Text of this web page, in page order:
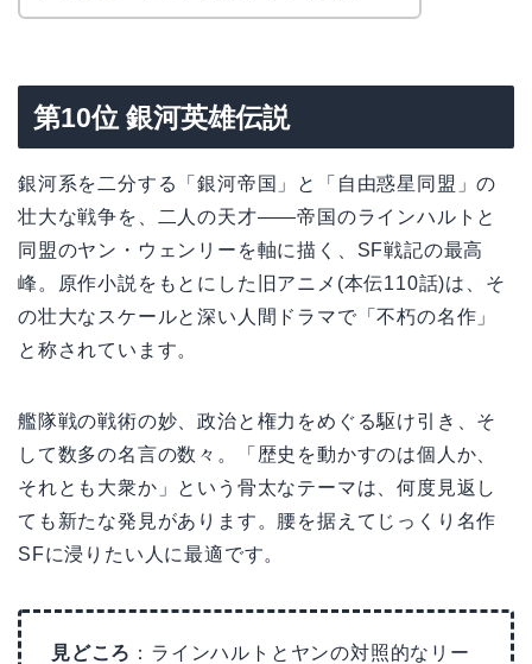
第10位 銀河英雄伝説
銀河系を二分する「銀河帝国」と「自由惑星同盟」の
壮大な戦争を、二人の天才——帝国のラインハルトと
同盟のヤン・ウェンリーを軸に描く、SF戦記の最高
峰。原作小説をもとにした旧アニメ(本伝110話)は、そ
の壮大なスケールと深い人間ドラマで「不朽の名作」
と称されています。
艦隊戦の戦術の妙、政治と権力をめぐる駆け引き、そ
して数多の名言の数々。「歴史を動かすのは個人か、
それとも大衆か」という骨太なテーマは、何度見返し
ても新たな発見があります。腰を据えてじっくり名作
SFに浸りたい人に最適です。
見どころ ：ラインハルトとヤンの対照的なリー